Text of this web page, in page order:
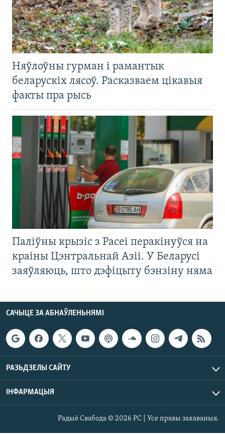
Няўлоўны гурман і рамантык
беларускіх лясоў. Расказваем цікавыя
факты пра рысь
Паліўны крызіс з Расеі перакінуўся на
краіны Цэнтральнай Азіі. У Беларусі
заяўляюць, што дэфіцыту бэнзіну няма
САЧЫЦЕ ЗА АБНАЎЛЕНЬНЯМІ
РАЗЬДЗЕЛЫ САЙТУ
ІНФАРМАЦЫЯ
Радыё Свабода © 2026 РС | Усе правы захаваныя.